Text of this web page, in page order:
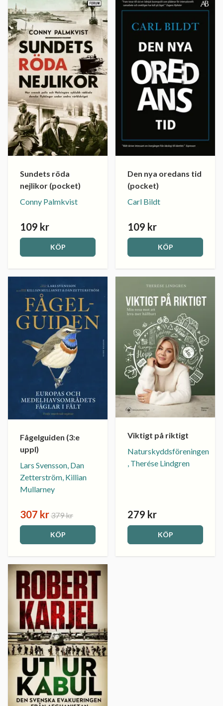
Sundets röda
nejlikor (pocket)
Conny Palmkvist
109 kr
KÖP
Den nya oredans tid
(pocket)
Carl Bildt
109 kr
KÖP
Fågelguiden (3:e
uppl)
Lars Svensson, Dan
Zetterström, Killian
Mullarney
307 kr379 kr
KÖP
Viktigt på riktigt
Naturskyddsföreningen
, Therése Lindgren
279 kr
KÖP